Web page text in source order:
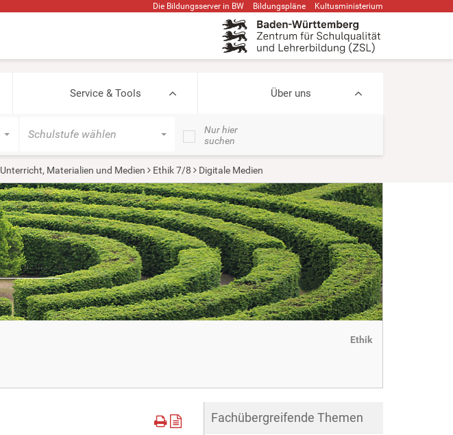
Die Bildungsserver in BW Bildungspläne Kultusministerium
Service & Tools Über uns
Schulstufe wählen
Nur hier
suchen
Unterricht, Materialien und Medien Ethik 7/8 Digitale Medien
Ethik
Fachübergreifende Themen